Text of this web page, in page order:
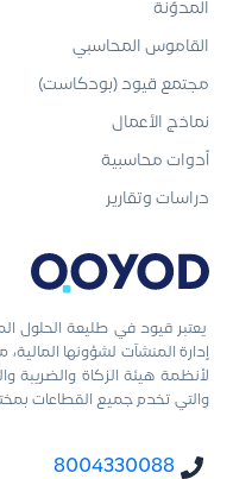
يعتبر قيود في طليعة الحلول
إدارة المنشآت لشؤونها
لأنظمة هيئة الزكاة والضريبة
والتي تخدم جميع القطاعات
8004330088
المدوّنة
القاموس المحاسبي
مجتمع قيود (بودكاست)
نماذج الأعمال
أدوات محاسبية
دراسات وتقارير